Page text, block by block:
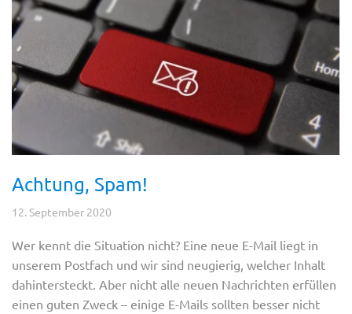
Achtung, Spam!
12. September 2020
Wer kennt die Situation nicht? Eine neue E-Mail liegt in
unserem Postfach und wir sind neugierig, welcher Inhalt
dahintersteckt. Aber nicht alle neuen Nachrichten erfüllen
einen guten Zweck – einige E-Mails sollten besser nicht